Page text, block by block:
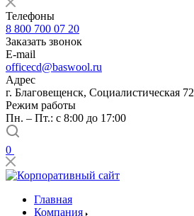
Телефоны
8 800 700 07 20
Заказать звонок
E-mail
officecd@baswool.ru
Адрес
г. Благовещенск, Социалистическая 72
Режим работы
Пн. – Пт.: с 8:00 до 17:00
0
Главная
Компания